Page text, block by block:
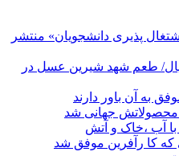
پذیری دانشجویان» منتشر
طعم شهد شیرین عسل‌ در
به آن باور دارند
محصولاتش جهانی شد
با آب ،خاک و آتش
کا رآفرین موفق شد